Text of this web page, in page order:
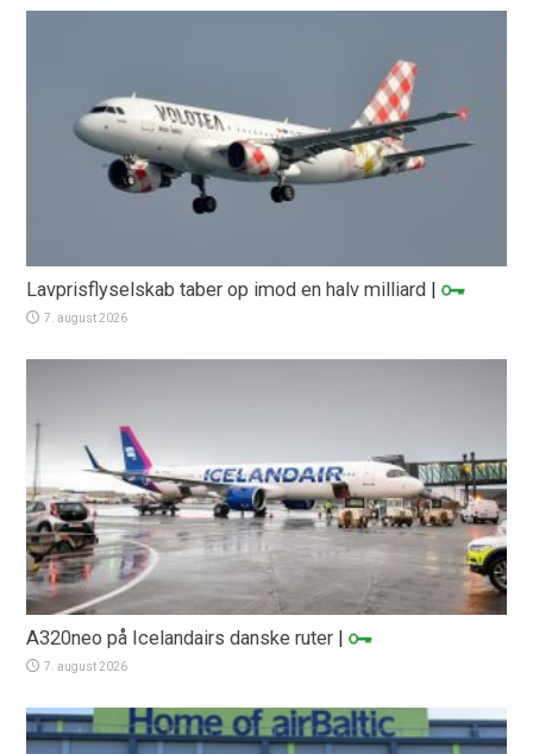
Lavprisflyselskab taber op imod en halv milliard |
7. august 2026
A320neo på Icelandairs danske ruter |
7. august 2026